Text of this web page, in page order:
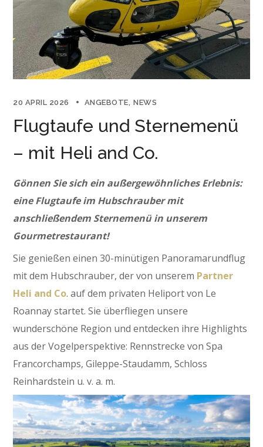
20 APRIL 2026 ANGEBOTE NEWS
Flugtaufe und Sternemenü
– mit Heli and Co.
Gönnen Sie sich ein außergewöhnliches Erlebnis:
eine Flugtaufe im Hubschrauber mit
anschließendem Sternemenü in unserem
Gourmetrestaurant!
Sie genießen einen 30-minütigen Panoramarundflug
mit dem Hubschrauber, der von unserem Partner
Heli and Co. auf dem privaten Heliport von Le
Roannay startet. Sie überfliegen unsere
wunderschöne Region und entdecken ihre Highlights
aus der Vogelperspektive: Rennstrecke von Spa
Francorchamps, Gileppe-Staudamm, Schloss
Reinhardstein u. v. a. m.